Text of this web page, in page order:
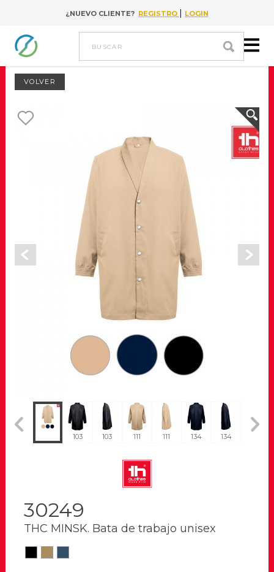
Go to content¿NUEVO CLIENTE? REGISTRO | LOGIN
buscar
VOLVER
103 103 111 111 134 134
30249
THC MINSK. Bata de trabajo unisex